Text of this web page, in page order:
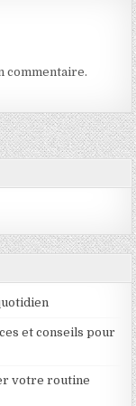
commentaire.
et conseils pour
votre routine